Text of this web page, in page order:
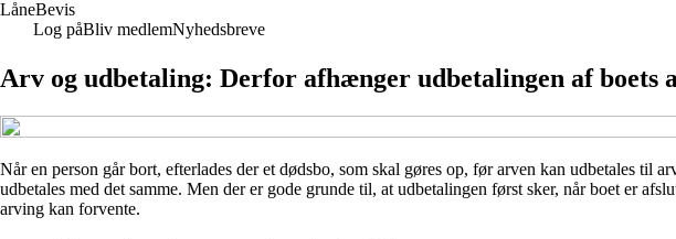
LåneBevis
Log påBliv medlemNyhedsbreve
Arv og udbetaling: Derfor afhænger udbetalingen af boets
Når en person går bort, efterlades der et dødsbo, som skal gøres op, før arven kan udbetales til
udbetales med det samme. Men der er gode grunde til, at udbetalingen først sker, når boet er
arving kan forvente.